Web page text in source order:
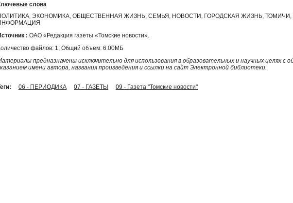
слова
ЭКОНОМИКА, ОБЩЕСТВЕННАЯ ЖИЗНЬ, СЕМЬЯ, НОВОСТИ, ГОРОДСКАЯ ЖИЗНЬ,
: ОАО «Редакция газеты «Томские новости».
файлов: 1; Общий объем: 6.00МБ
предназначены исключительно для использования в образовательных и научных целях с
имени автора, названия произведения и ссылки на сайт Электронной библиотеки.
06 - ПЕРИОДИКА 07 - ГАЗЕТЫ 09 - Газета "Томские новости"